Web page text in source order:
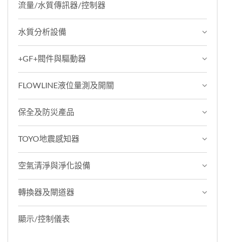
流量/水質傳訊器/控制器
水質分析設備
+GF+閥件與驅動器
FLOWLINE液位量測及開關
保全及防災產品
TOYO地震感知器
空氣清淨與淨化設備
轉換器及閘道器
顯示/控制儀表